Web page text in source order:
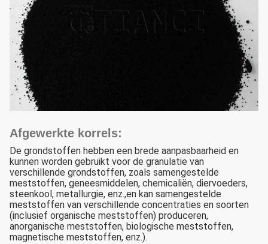
Afgewerkte korrels:
De grondstoffen hebben een brede aanpasbaarheid en
kunnen worden gebruikt voor de granulatie van
verschillende grondstoffen, zoals samengestelde
meststoffen, geneesmiddelen, chemicaliën, diervoeders,
steenkool, metallurgie, enz.,en kan samengestelde
meststoffen van verschillende concentraties en soorten
(inclusief organische meststoffen) produceren,
anorganische meststoffen, biologische meststoffen,
magnetische meststoffen, enz.).